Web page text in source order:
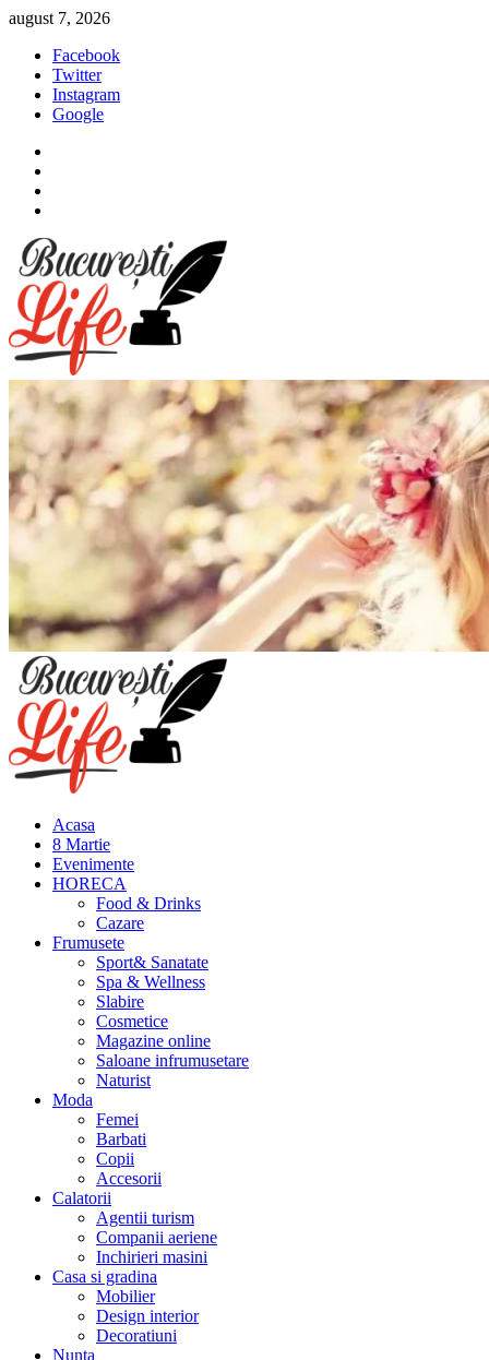
Sari
conținut
august 7, 2026
Facebook
Twitter
Instagram
Google
Meniu
principal
Acasa
8 Martie
Evenimente
HORECA
Food & Drinks
Cazare
Frumusete
Sport& Sanatate
Spa & Wellness
Slabire
Cosmetice
Magazine online
Saloane infrumusetare
Naturist
Moda
Femei
Barbati
Copii
Accesorii
Calatorii
Agentii turism
Companii aeriene
Inchirieri masini
Casa si gradina
Mobilier
Design interior
Decoratiuni
Nunta